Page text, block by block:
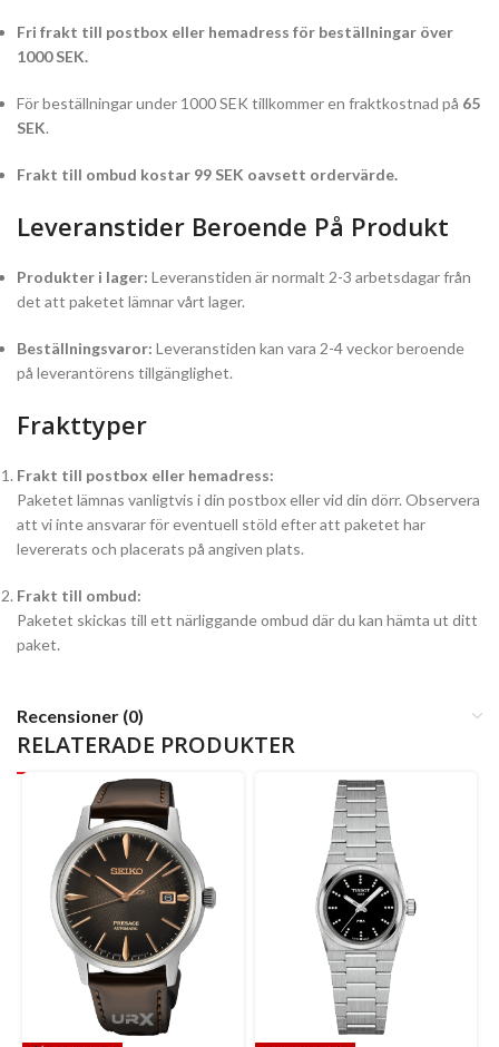
Fri frakt till postbox eller hemadress för beställningar över
1000 SEK.
För beställningar under 1000 SEK tillkommer en fraktkostnad på 65
SEK.
Frakt till ombud kostar 99 SEK oavsett ordervärde.
Leveranstider Beroende På Produkt
Produkter i lager: Leveranstiden är normalt 2-3 arbetsdagar från
det att paketet lämnar vårt lager.
Beställningsvaror: Leveranstiden kan vara 2-4 veckor beroende
på leverantörens tillgänglighet.
Frakttyper
Frakt till postbox eller hemadress:
Paketet lämnas vanligtvis i din postbox eller vid din dörr. Observera
att vi inte ansvarar för eventuell stöld efter att paketet har
levererats och placerats på angiven plats.
Frakt till ombud:
Paketet skickas till ett närliggande ombud där du kan hämta ut ditt
paket.
Recensioner (0)
RELATERADE PRODUKTER